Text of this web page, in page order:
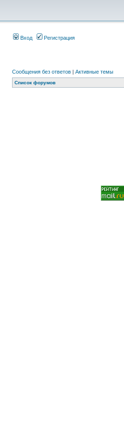
Вход Регистрация
Сообщения без ответов | Активные темы
Список форумов